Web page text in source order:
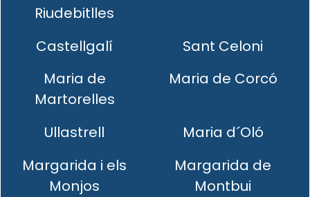
Riudebitlles
Castellgalí
Sant Celoni
Maria de
Martorelles
Maria de Corcó
Ullastrell
Maria d´Oló
Margarida i els
Monjos
Margarida de
Montbui